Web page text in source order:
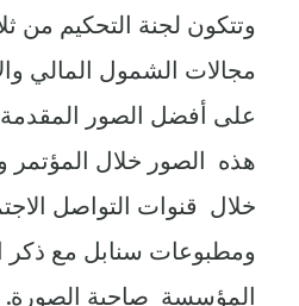
وتتكون لجنة التحكيم من
مجالات الشمول المالي
على أفضل الصور
هذه الصور خلال المؤتمر
خلال قنوات التواصل
ومطبوعات سنابل مع ذكر
المؤسسة صاحبة الصورة.